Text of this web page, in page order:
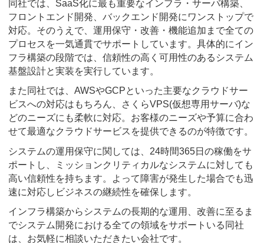
同社では、SaaS化に最も重要なインフラ・サーバ構築、
フロントエンド開発、バックエンド開発にワンストップで
対応。そのうえで、運用保守・改善・機能追加まで全ての
プロセスを一気通貫でサポートしています。具体的にイン
フラ構築の段階では、信頼性の高く可用性のあるシステム
基盤設計と実装を実行しています。
また同社では、AWSやGCPといった主要なクラウドサー
ビスへの対応はもちろん、さくらVPS(仮想専用サーバ)な
どのニーズにも柔軟に対応。お客様のニーズや予算に合わ
せて最適なクラウドサービスを提供できるのが特徴です。
システムの運用保守に関しては、24時間365日の稼働をサ
ポートし、ミッションクリティカルなシステムに対しても
高い信頼性を持ちます。よって障害が発生した場合でも迅
速に対応しビジネスの継続性を確保します。
インフラ構築からシステムの長期的な運用、改善に至るま
でシステム開発における全ての領域をサポートいる同社
は、お気軽に相談いただきたい会社です。